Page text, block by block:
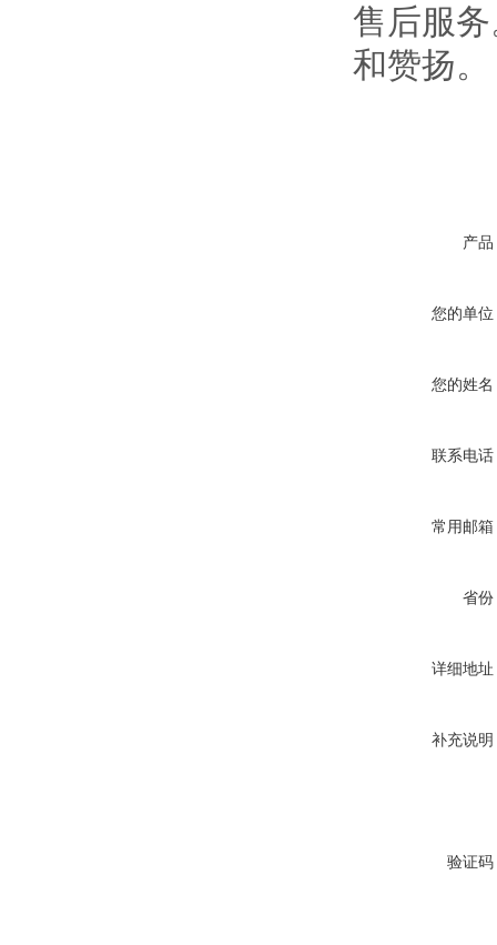
售后服
和赞扬。
产品
您的单位
您的姓名
联系电话
常用邮箱
省份
详细地址
补充说明
验证码